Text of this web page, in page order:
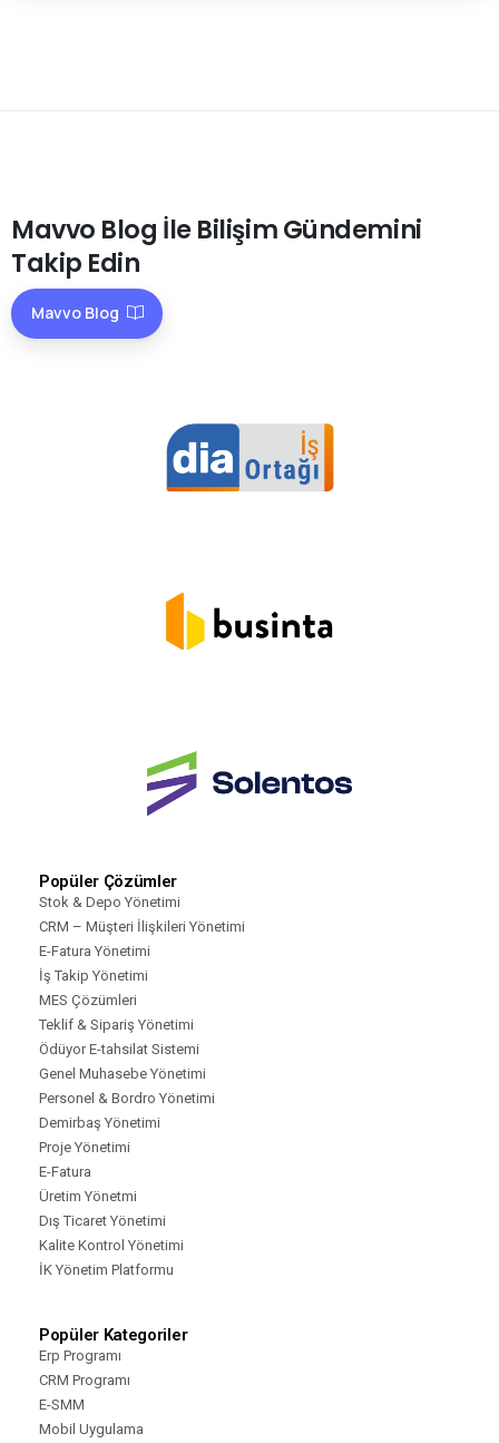
Mavvo Blog İleBilişimGündemini
Takip Edin
Mavvo Blog
Popüler Çözümler
Stok & Depo Yönetimi
CRM – Müşteri İlişkileri Yönetimi
E-Fatura Yönetimi
İş Takip Yönetimi
MES Çözümleri
Teklif & Sipariş Yönetimi
Ödüyor E-tahsilat Sistemi
Genel Muhasebe Yönetimi
Personel & Bordro Yönetimi
Demirbaş Yönetimi
Proje Yönetimi
E-Fatura
Üretim Yönetmi
Dış Ticaret Yönetimi
Kalite Kontrol Yönetimi
İK Yönetim Platformu
Popüler Kategoriler
Erp Programı
CRM Programı
E-SMM
Mobil Uygulama